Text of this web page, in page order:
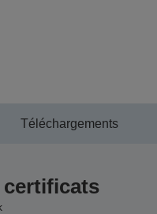
Téléchargements
certificats